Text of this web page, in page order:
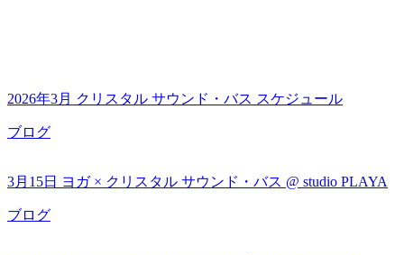
2026年3月 クリスタル サウンド・バス スケジュール
ブログ
3月15日 ヨガ × クリスタル サウンド・バス @ studio PLAYA
ブログ